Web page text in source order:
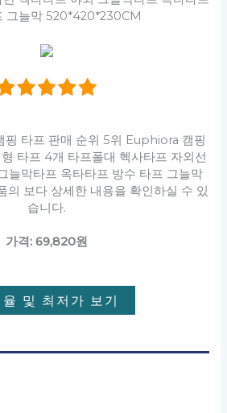
그늘막 520*420*230CM
핑 타프 판매 순위 5위 Euphiora 캠핑
타프 4개 타프폴대 헥사타프 자외선
늘막타프 옥타타프 방수 타프 그늘막
보다 상세한 내용을 확인하실 수 있
습니다.
가격: 69,820원
율 및 최저가 보기